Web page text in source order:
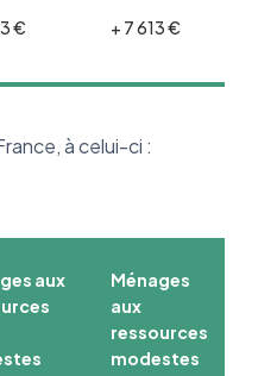
€ + 7 613 €
à celui-ci :
aux
Ménages
aux
ressources
modestes